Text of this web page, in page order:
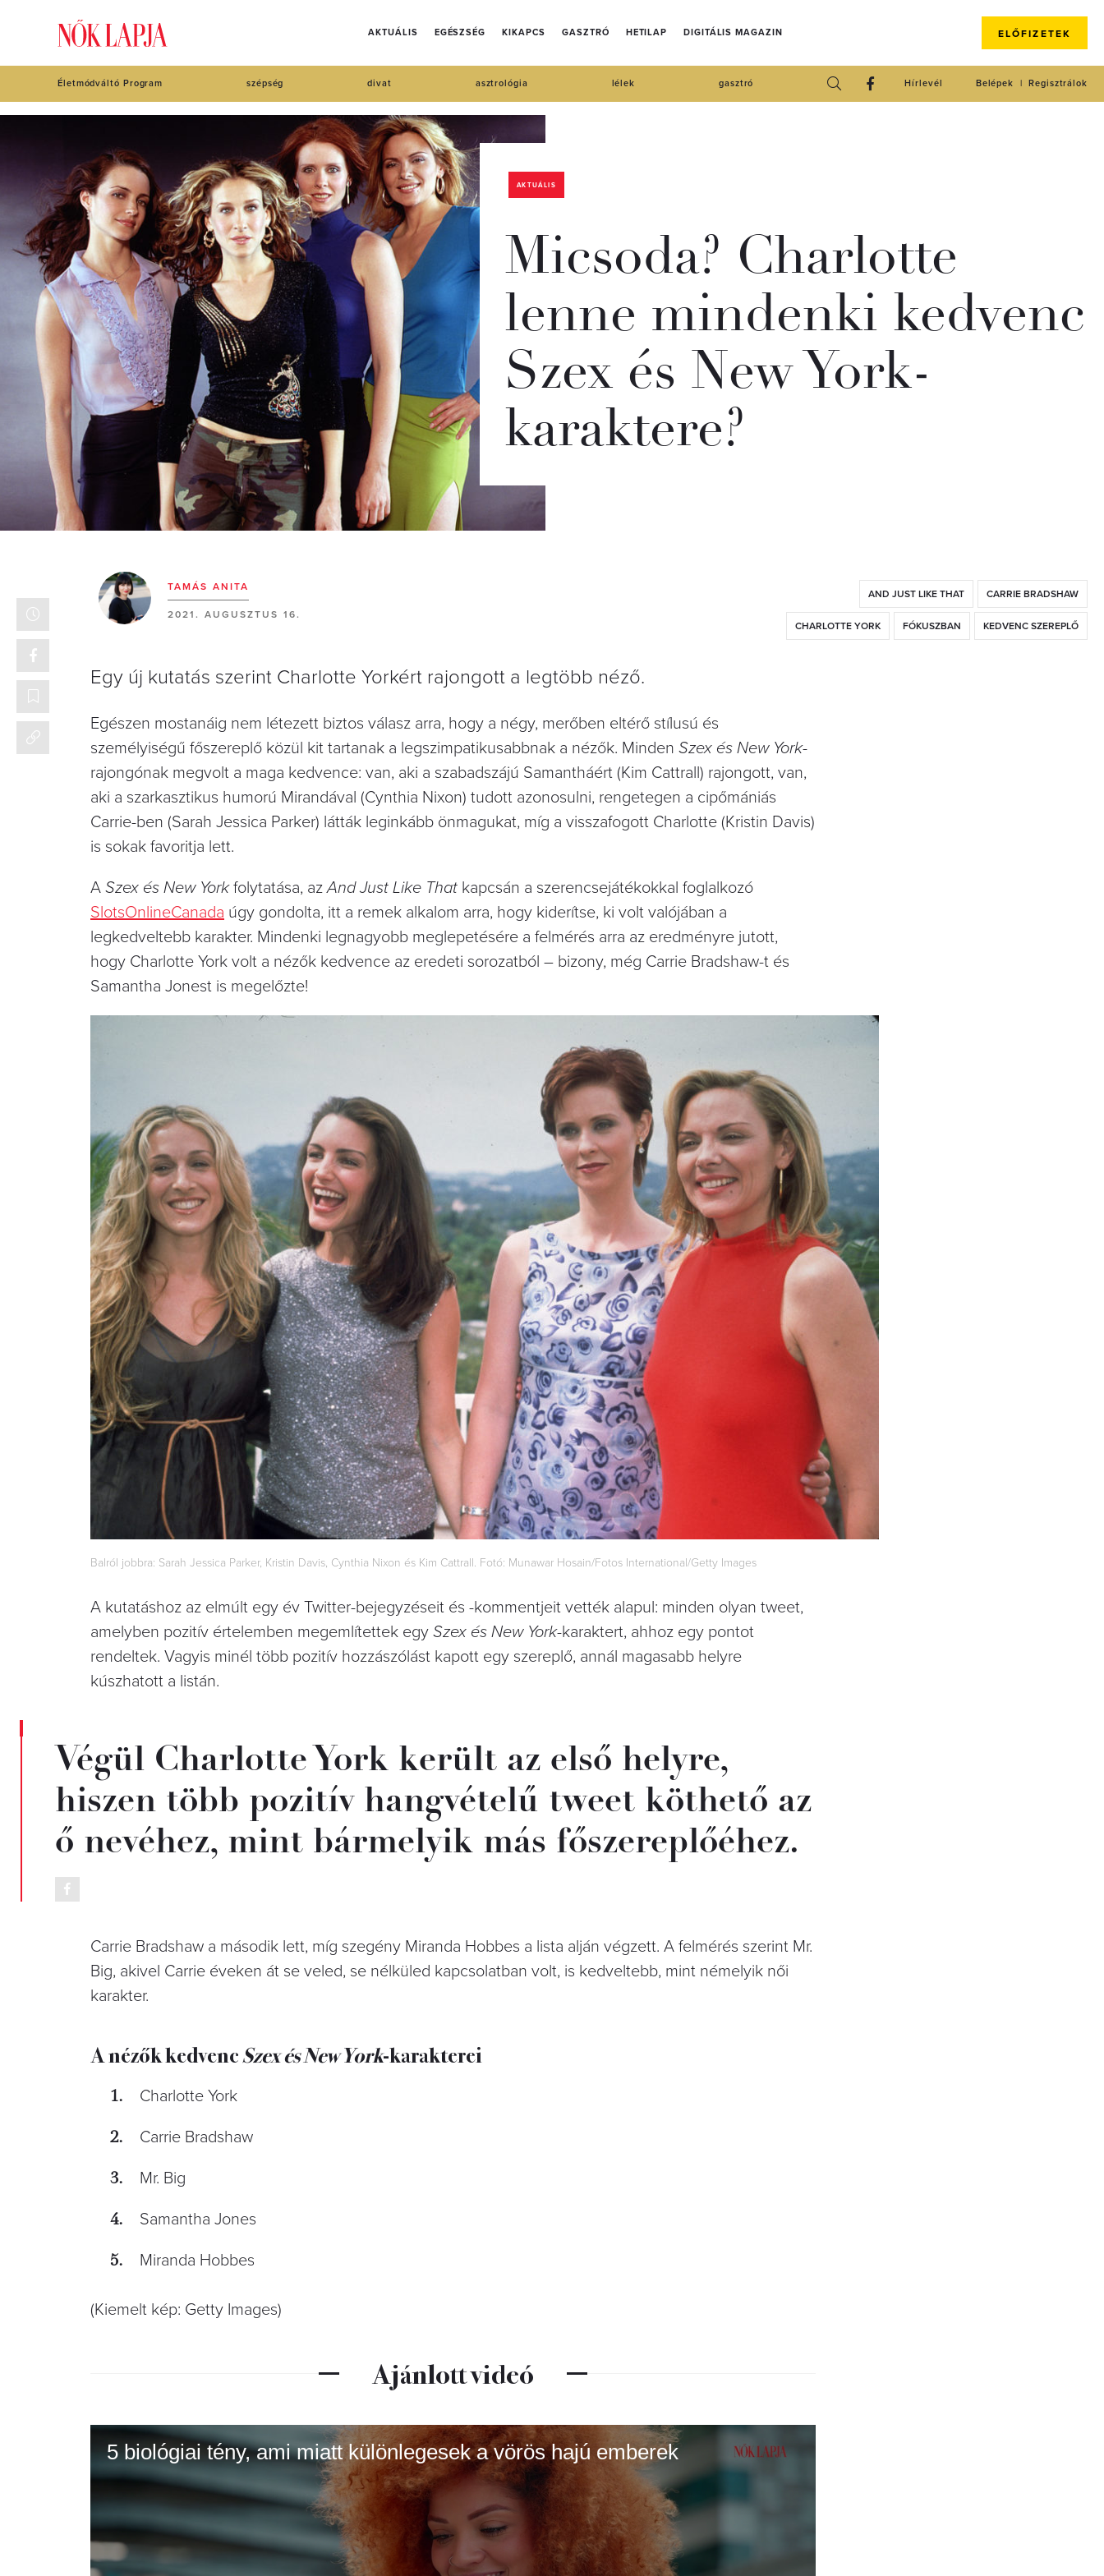
AKTUÁLIS EGÉSZSÉG KIKAPCS GASZTRÓ HETILAP DIGITÁLIS MAGAZIN ELŐFIZETEK
Életmódváltó Program szépség divat asztrológia lélek gasztró Regisztrálok
Belépek
Hírlevél
AKTUÁLIS
Micsoda? Charlotte
lenne mindenki kedvenc
Szex és New York-
karaktere?
TAMÁS ANITA
2021. AUGUSZTUS 16.
AND JUST LIKE THAT CARRIE BRADSHAW
CHARLOTTE YORK FÓKUSZBAN KEDVENC SZEREPLŐ
Egy új kutatás szerint Charlotte Yorkért rajongott a legtöbb néző.
Egészen mostanáig nem létezett biztos válasz arra, hogy a négy, merőben eltérő stílusú és
személyiségű főszereplő közül kit tartanak a legszimpatikusabbnak a nézők. Minden Szex és New York-
rajongónak megvolt a maga kedvence: van, aki a szabadszájú Samantháért (Kim Cattrall) rajongott, van,
aki a szarkasztikus humorú Mirandával (Cynthia Nixon) tudott azonosulni, rengetegen a cipőmániás
Carrie-ben (Sarah Jessica Parker) látták leginkább önmagukat, míg a visszafogott Charlotte (Kristin Davis)
is sokak favoritja lett.
A Szex és New Yorkfolytatása, azAnd Just Like That kapcsán a szerencsejátékokkal foglalkozó
SlotsOnlineCanada úgy gondolta, itt a remek alkalom arra, hogy kiderítse, ki volt valójában a
legkedveltebb karakter. Mindenki legnagyobb meglepetésére a felmérés arra az eredményre jutott,
hogy Charlotte York volt a nézők kedvence az eredeti sorozatból – bizony, még Carrie Bradshaw-t és
Samantha Jonest is megelőzte!
Balról jobbra: Sarah Jessica Parker, Kristin Davis, Cynthia Nixon és Kim Cattrall. Fotó: Munawar Hosain/Fotos International/Getty Images
A kutatáshoz az elmúlt egy év Twitter-bejegyzéseit és -kommentjeit vették alapul: minden olyan tweet,
amelyben pozitív értelemben megemlítettek egy Szex és New York-karaktert, ahhoz egy pontot
rendeltek. Vagyis minél több pozitív hozzászólást kapott egy szereplő, annál magasabb helyre
kúszhatott a listán.
Végül Charlotte York került az első helyre,
hiszen több pozitív hangvételű tweet köthető az
ő nevéhez, mint bármelyik más főszereplőéhez.
Carrie Bradshaw a második lett, míg szegény Miranda Hobbes a lista alján végzett. A felmérés szerint Mr.
Big, akivel Carrie éveken át se veled, se nélküled kapcsolatban volt, is kedveltebb, mint némelyik női
karakter.
A nézők kedvencSzex és New York-karakterei
Charlotte York
Carrie Bradshaw
Mr. Big
Samantha Jones
Miranda Hobbes
(Kiemelt kép: Getty Images)
Ajánlott videó
5 biológiai tény, ami miatt különlegesek a vörös hajú emberek